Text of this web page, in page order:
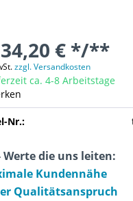
€ */**
zzgl. Versandkosten
ca. 4-8 Arbeitstage
Nr.:
Werte die uns leiten:
Kundennähe
Qualitätsanspruch